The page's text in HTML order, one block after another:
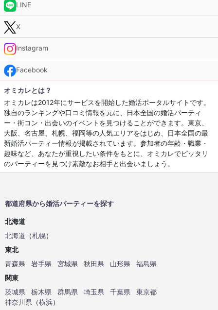
LINE
X
Instagram
Facebook
オミカレとは？
オミカレは2012年にサービスを開始した婚活ポータルサイトです。
独自のランキングや口コミ情報を元に、日本全国の婚活パーティ
ー・街コン・出会いのイベントを見つけることができます。東京、
大阪、名古屋、札幌、福岡等の人気エリアをはじめ、日本全国の最
新婚活パーティー情報が掲載されています。参加者の年齢・職業・
趣味など、あなたが重視したい条件をもとに、オミカレでピッタリ
のパーティーを見つけ素敵なお相手と出会いましょう。
都道府県から婚活パーティーを探す
北海道
北海道 （札幌）
東北
青森県
岩手県 宮城県 秋田県 山形県
福島県
関東
茨城県
栃木県 群馬県 埼玉県 千葉県
東京都
神奈川県 （横浜）